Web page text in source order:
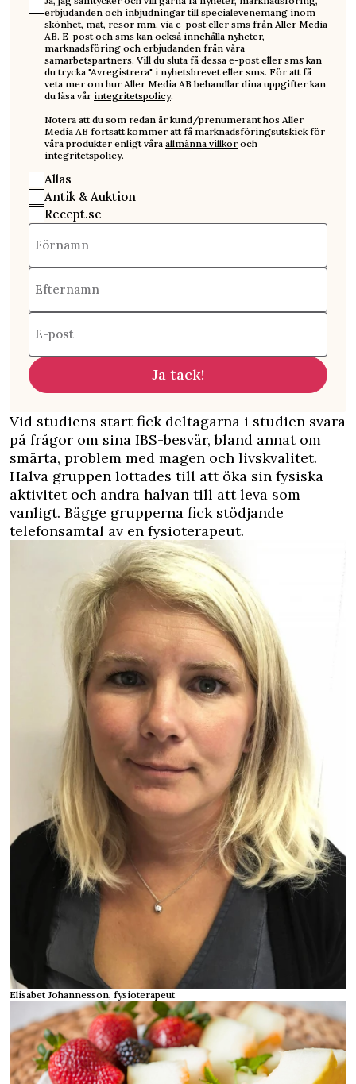
erbjudanden och inbjudningar till specialevenemang inom
skönhet, mat, resor mm. via e-post eller sms från Aller Media
AB. E-post och sms kan också innehålla nyheter,
marknadsföring och erbjudanden från våra
samarbetspartners. Vill du sluta få dessa e-post eller sms kan
du trycka "Avregistrera" i nyhetsbrevet eller sms. För att få
veta mer om hur Aller Media AB behandlar dina uppgifter kan
du läsa vår integritetspolicy.
Notera att du som redan är kund/prenumerant hos Aller
Media AB fortsatt kommer att få marknadsföringsutskick för
våra produkter enligt våra allmänna villkor och
integritetspolicy.
Allas
Antik & Auktion
Recept.se
Förnamn
Efternamn
E-post
Ja tack!
Vid studiens start fick deltagarna i studien svara
på frågor om sina IBS-besvär, bland annat om
smärta, problem med magen och livskvalitet.
Halva gruppen lottades till att öka sin fysiska
aktivitet och andra halvan till att leva som
vanligt. Bägge grupperna fick stödjande
telefonsamtal av en fysioterapeut.
Elisabet Johannesson, fysioterapeut